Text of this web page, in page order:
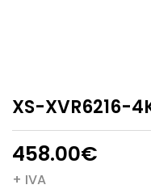
XS-XVR6216-
458.00€
+ IVA